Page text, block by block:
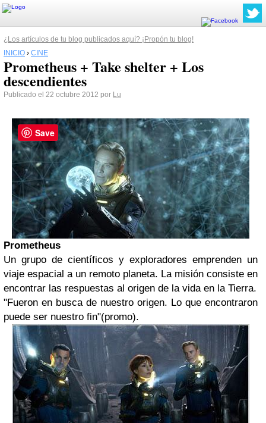
¿Los artículos de tu blog publicados aquí? ¡Propón tu blog!
INICIO › CINE
Prometheus + Take shelter + Los
descendientes
Publicado el 22 octubre 2012 por Lu
Prometheus
Un grupo de científicos y exploradores emprenden un
viaje espacial a un remoto planeta. La misión consiste en
encontrar las respuestas al origen de la vida en la Tierra.
"Fueron en busca de nuestro origen. Lo que encontraron
puede ser nuestro fin"(promo).
Save